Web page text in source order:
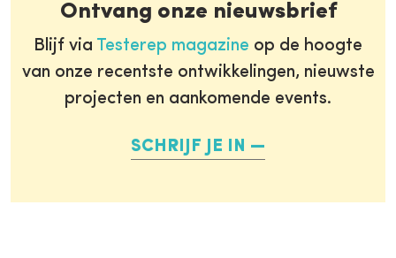
Ontvang onze nieuwsbrief
Blijf via Testerep magazine op de hoogte
van onze recentste ontwikkelingen, nieuwste
projecten en aankomende events.
SCHRIJF JE IN